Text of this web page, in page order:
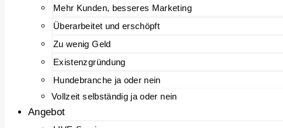
Mehr Kunden, besseres Marketing
Überarbeitet und erschöpft
Zu wenig Geld
Existenzgründung
Hundebranche ja oder nein
Vollzeit selbständig ja oder nein
Angebot